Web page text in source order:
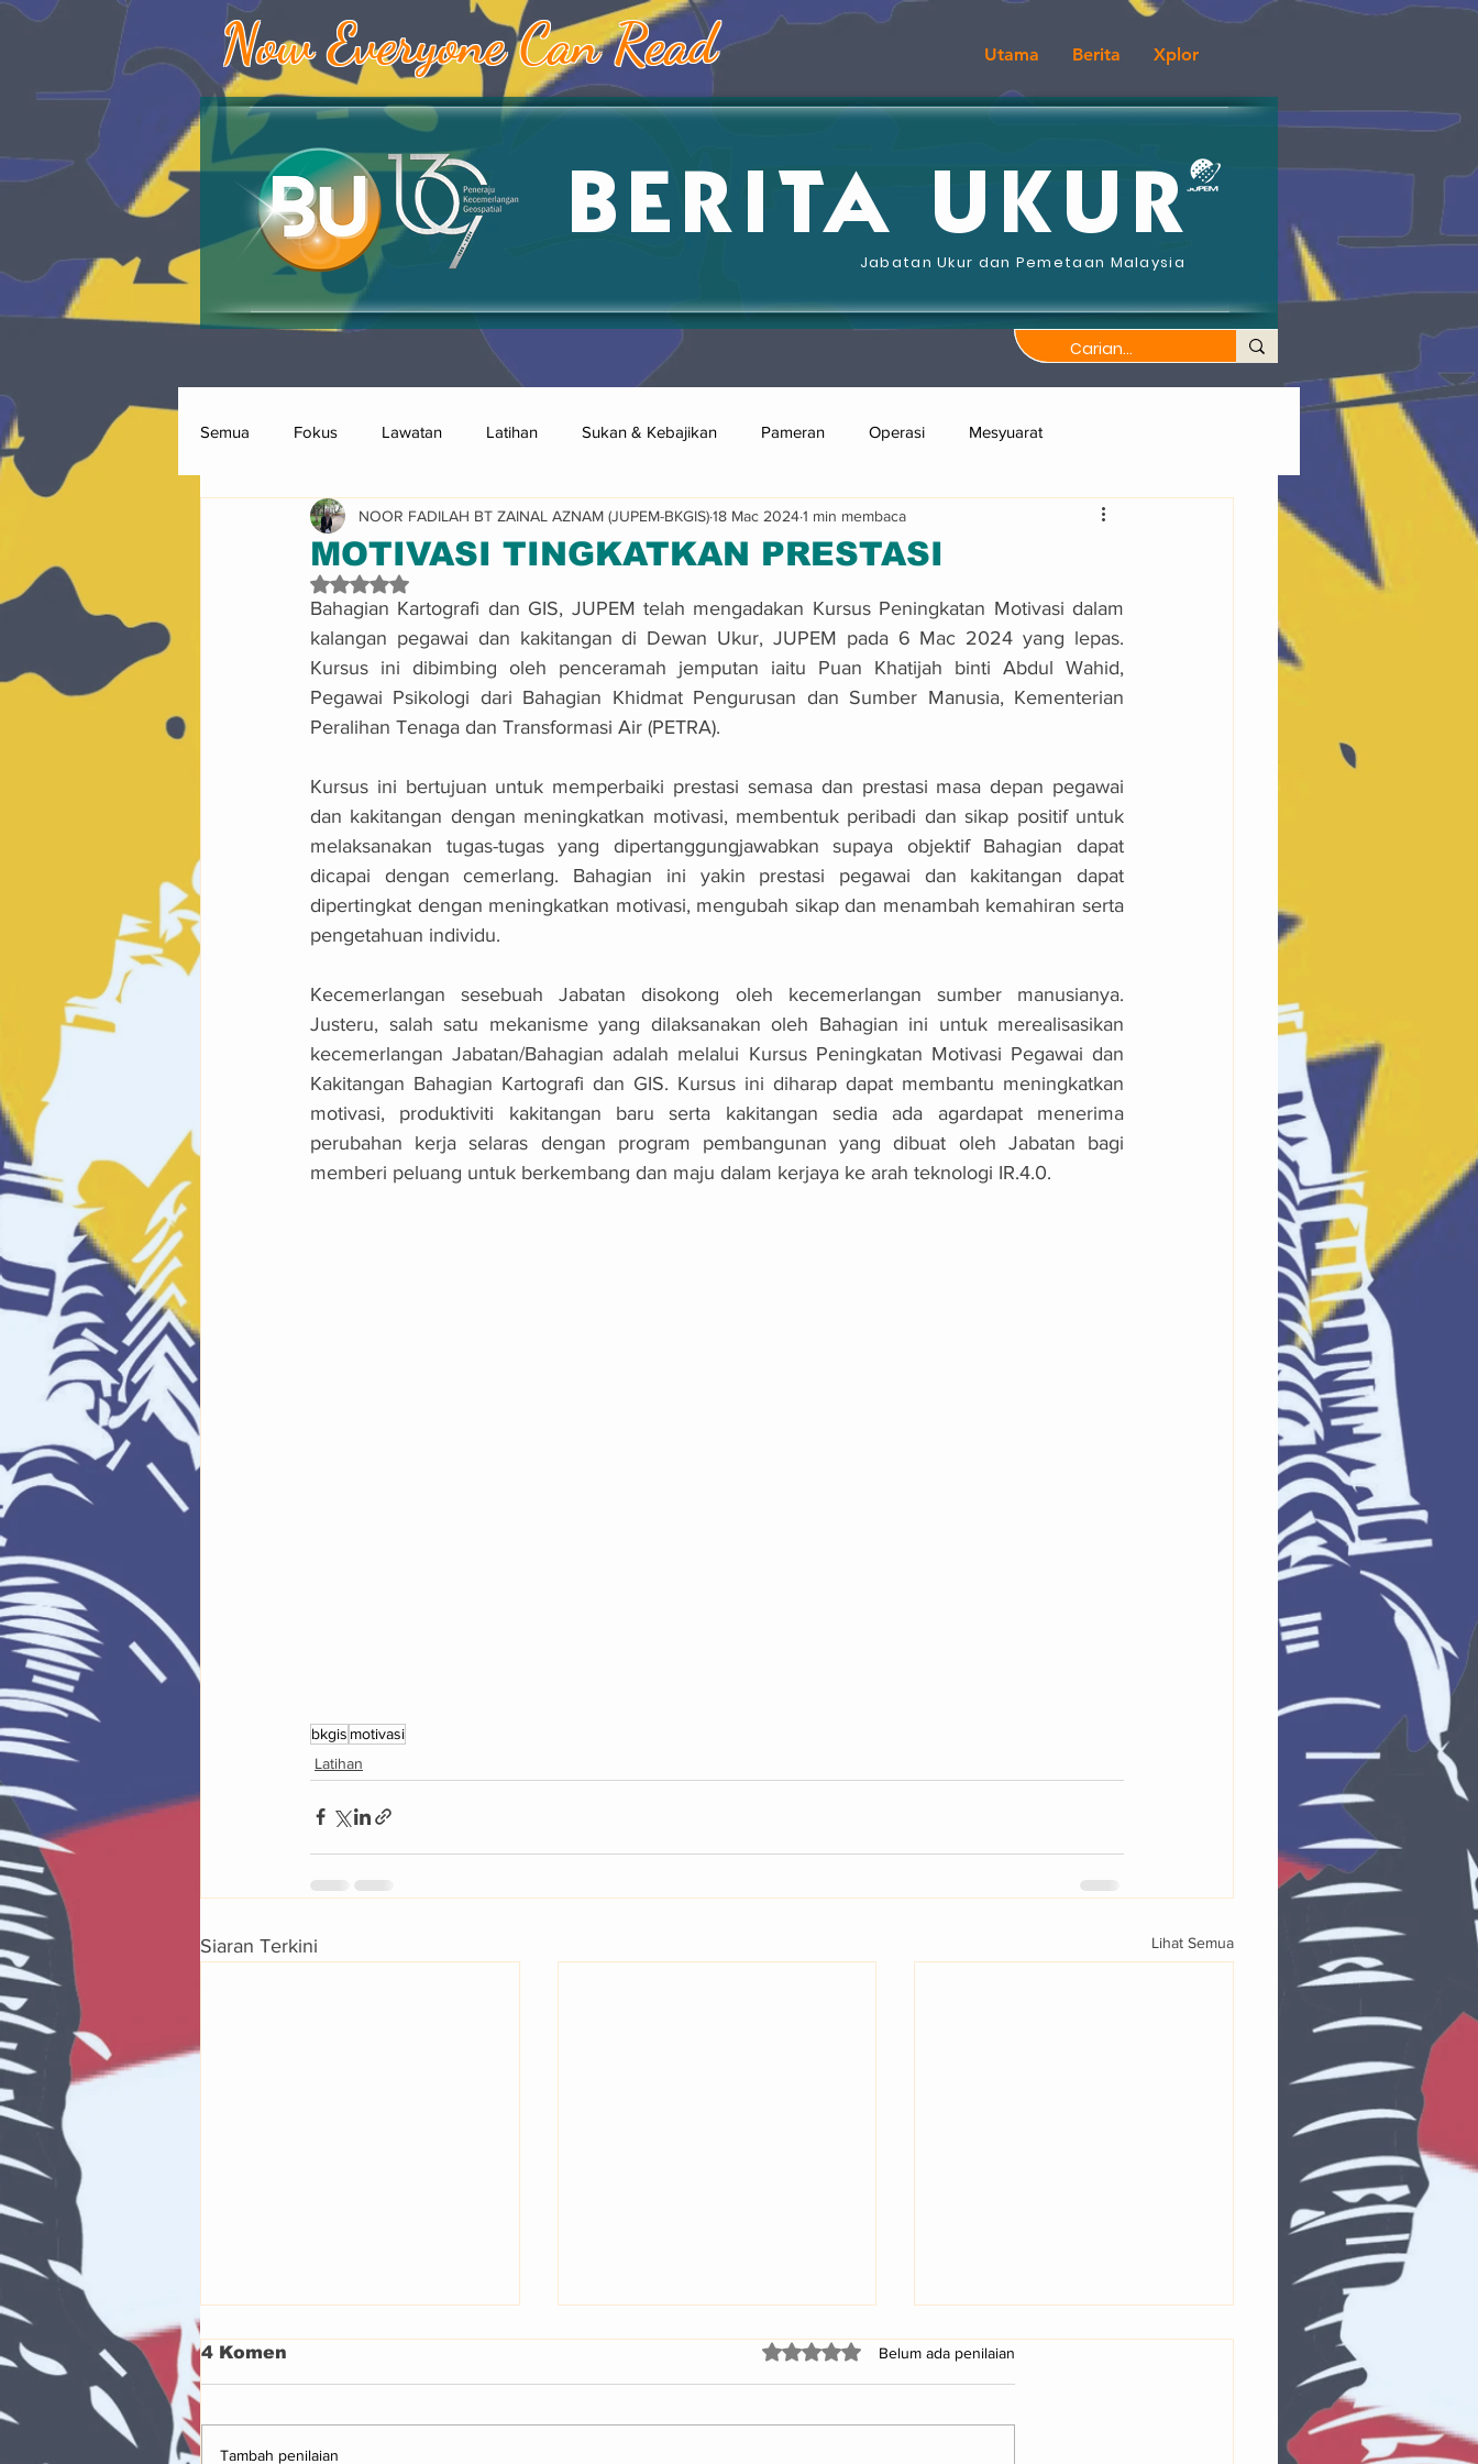
Now Everyone Can Read Utama Berita Xplor
BERITA UKUR
Jabatan Ukur dan Pemetaan Malaysia
Semua Fokus Lawatan Latihan Sukan & Kebajikan Pameran Operasi Mesyuarat
Pencapaian & Pengiktirafan Informasi & Makluman Program
MOTIVASI TINGKATKAN PRESTASI
NOOR FADILAH BT ZAINAL AZNAM (JUPEM-BKGIS)18 Mac 20241 min membaca
Dinilai NaN daripada 5 bintang.
Bahagian Kartografi dan GIS, JUPEM telah mengadakan Kursus Peningkatan Motivasi dalam
kalangan pegawai dan kakitangan di Dewan Ukur, JUPEM pada 6 Mac 2024 yang lepas.
Kursus ini dibimbing oleh penceramah jemputan iaitu Puan Khatijah binti Abdul Wahid,
Pegawai Psikologi dari Bahagian Khidmat Pengurusan dan Sumber Manusia, Kementerian
Peralihan Tenaga dan Transformasi Air (PETRA).
Kursus ini bertujuan untuk memperbaiki prestasi semasa dan prestasi masa depan pegawai
dan kakitangan dengan meningkatkan motivasi, membentuk peribadi dan sikap positif untuk
melaksanakan tugas-tugas yang dipertanggungjawabkan supaya objektif Bahagian dapat
dicapai dengan cemerlang. Bahagian ini yakin prestasi pegawai dan kakitangan dapat
dipertingkat dengan meningkatkan motivasi, mengubah sikap dan menambah kemahiran serta
pengetahuan individu.
Kecemerlangan sesebuah Jabatan disokong oleh kecemerlangan sumber manusianya.
Justeru, salah satu mekanisme yang dilaksanakan oleh Bahagian ini untuk merealisasikan
kecemerlangan Jabatan/Bahagian adalah melalui Kursus Peningkatan Motivasi Pegawai dan
Kakitangan Bahagian Kartografi dan GIS. Kursus ini diharap dapat membantu meningkatkan
motivasi, produktiviti kakitangan baru serta kakitangan sedia ada agardapat menerima
perubahan kerja selaras dengan program pembangunan yang dibuat oleh Jabatan bagi
memberi peluang untuk berkembang dan maju dalam kerjaya ke arah teknologi IR.4.0.
bkgis motivasi
Latihan
Siaran Terkini Lihat Semua
4 Komen Dinilai 0 daripada 5 bintang.
Belum ada penilaian
Tambah penilaian